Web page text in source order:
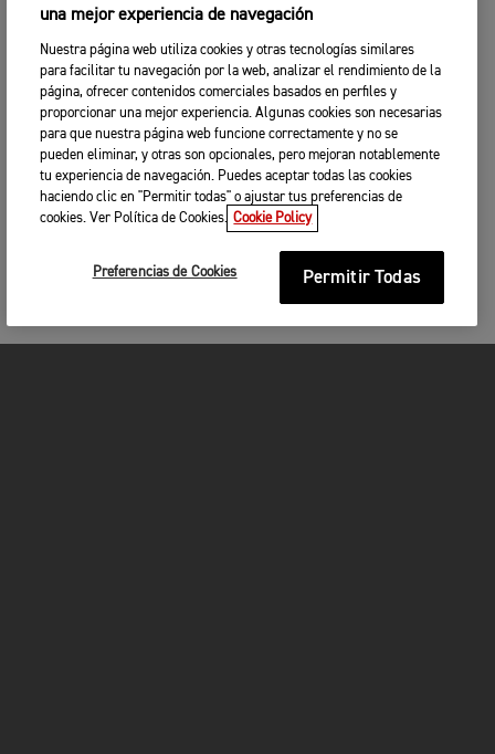
una mejor experiencia de navegación
Nuestra página web utiliza cookies y otras tecnologías similares
para facilitar tu navegación por la web, analizar el rendimiento de la
página, ofrecer contenidos comerciales basados en perfiles y
proporcionar una mejor experiencia. Algunas cookies son necesarias
para que nuestra página web funcione correctamente y no se
pueden eliminar, y otras son opcionales, pero mejoran notablemente
tu experiencia de navegación. Puedes aceptar todas las cookies
haciendo clic en "Permitir todas" o ajustar tus preferencias de
cookies. Ver Política de Cookies. Cookie Policy
Preferencias de Cookies Permitir Todas